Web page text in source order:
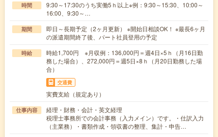
時間
9:30～17:30のうち実働5ｈ以上※例：9:30～15:30、10:00～
16:00、9:30～…
期間
即日～長期予定（2ヶ月更新） ※開始日相談OK！ ※最長6ヶ月
の派遣期間終了後、パート社員登用の予定
時給
時給1,700円 ※月収例：136,000円＝週4日×5ｈ（月16日勤
務した場合）、272,000円＝週5日×8ｈ（月20日勤務した場
合）
交通費
実費支給（規定あり）
仕事内容
経理・財務・会計・英文経理
税理士事務所での会計事務（入力メイン）です。・仕訳入力
（主業務）・書類作成・領収書の整理、集計・申告…